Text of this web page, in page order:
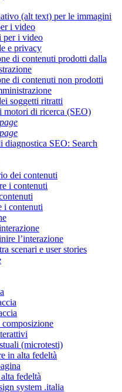
(alt text) per le immagini
i video
per i video
e privacy
di contenuti prodotti dalla
di contenuti non prodotti
soggetti ritratti
motori di ricerca (SEO)
diagnostica SEO: Search
dei contenuti
i contenuti
i contenuti
l’interazione
scenari e user stories
(microtesti)
in alta fedeltà
fedeltà
system .italia